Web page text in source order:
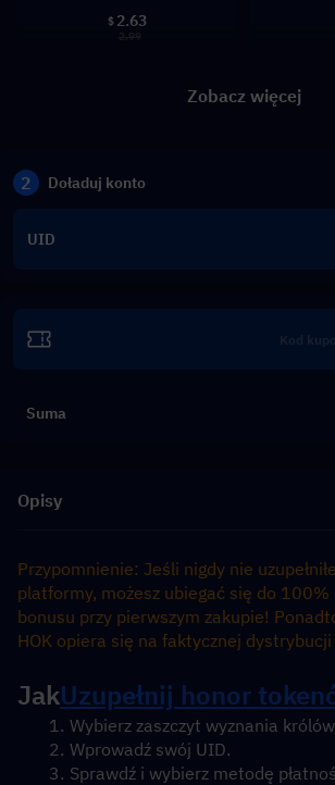
$ 2.63
2.99
Zobacz więcej
2 Doładuj konto
UID
Suma
Opisy
Przypomnienie: Jeśli nigdy nie
platformy, możesz ubiegać się do
bonusu przy pierwszym zakupie!
HOK opiera się na faktycznej dystrybucji
JakUzupełnij honor
Wybierz zaszczyt wyznania
Wprowadź swój UID.
Sprawdź i wybierz metodę